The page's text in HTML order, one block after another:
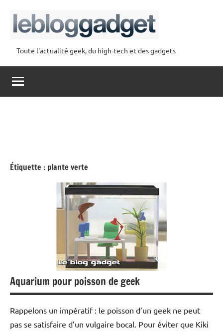
contenu
lebloggadget
Toute l'actualité geek, du high-tech et des gadgets
Étiquette : plante verte
Aquarium pour poisson de geek
Rappelons un impératif : le poisson d’un geek ne peut
pas se satisfaire d’un vulgaire bocal. Pour éviter que Kiki